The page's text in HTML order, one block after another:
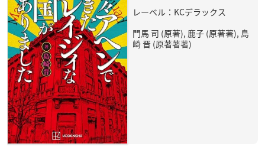
レーベル：KCデラックス
門馬 司 (原著), 鹿子 (原著著), 島
崎 晋 (原著著著)